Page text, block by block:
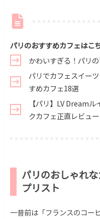
パリのおすすめカフェはこ
かわいすぎる！パリ
パリでカフェスイー
すめカフェ18選
【パリ】LV Dream
クカフェ正直レビュー
パリのおしゃれ
プリスト
一昔前は「フランスのコー